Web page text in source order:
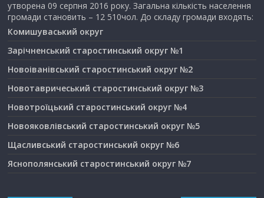
утворена 09 серпня 2016 року. Загальна кількість населення
громади становить – 12 510чол. До складу громади входять:
Комишуваський округ
Зарічненський старостинський округ №1
Новоіванівський старостинський округ №2
Новотавричеський старостинський округ №3
Новотроїцький старостинський округ №4
Новояковлівський старостинський округ №5
Щасливський старостинський округ №6
Яснополянський старостинський округ №7